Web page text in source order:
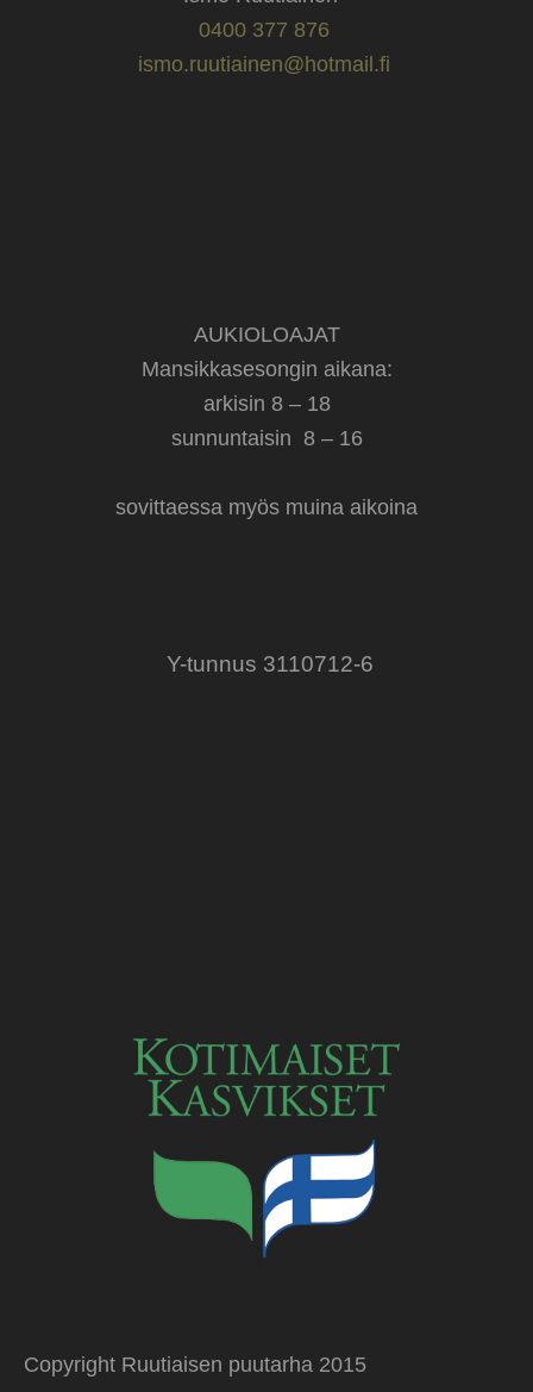
0400 377 876
ismo.ruutiainen@hotmail.fi
AUKIOLOAJAT
Mansikkasesongin aikana:
arkisin 8 – 18
sunnuntaisin 8 – 16
sovittaessa myös muina aikoina
Y-tunnus 3110712-6
Copyright Ruutiaisen puutarha 2015